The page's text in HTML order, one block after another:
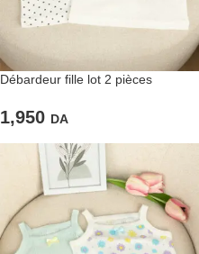
Débardeur fille lot 2 pièces
1,950 DA